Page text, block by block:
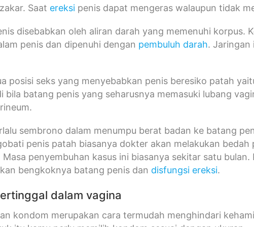
Saat ereksi penis dapat mengeras walaupun tidak
disebabkan oleh aliran darah yang memenuhi korpus.
penis dan dipenuhi dengan pembuluh darah. Jaringan
posisi seks yang menyebabkan penis beresiko patah
bila batang penis yang seharusnya memasuki lubang
sembrono dalam menumpu berat badan ke batang
penis patah biasanya dokter akan melakukan
penyembuhan kasus ini biasanya sekitar satu
bengkoknya batang penis dan disfungsi ereksi.
dalam vagina
kondom merupakan cara termudah menghindari